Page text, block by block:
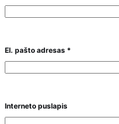
El. pašto adresas *
Interneto puslapis